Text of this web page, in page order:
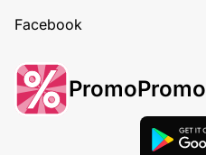
Facebook
PromoPromo